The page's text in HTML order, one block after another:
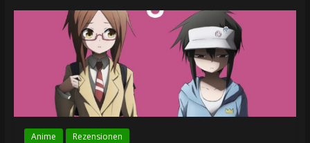
Anime Rezensionen